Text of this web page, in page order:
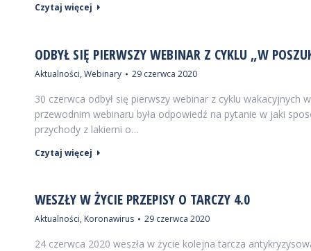
Czytaj więcej
ODBYŁ SIĘ PIERWSZY WEBINAR Z CYKLU „W
Aktualności, Webinary 29 czerwca 2020
30 czerwca odbył się pierwszy webinar z cyklu
przewodnim webinaru była odpowiedź na pytanie w jaki
przychody z lakierni o…
Czytaj więcej
WESZŁY W ŻYCIE PRZEPISY O TARCZY 4.0
Aktualności, Koronawirus 29 czerwca 2020
24 czerwca 2020 weszła w życie kolejna tarcza